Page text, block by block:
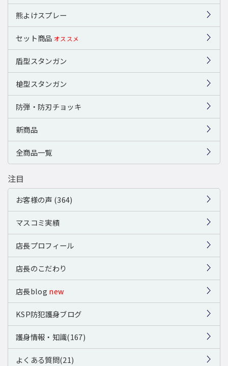
熊よけスプレー
セット商品 オススメ
盾型スタンガン
槍型スタンガン
防弾・防刃チョッキ
新商品
全商品一覧
注目
お客様の声 (364)
マスコミ実績
店長プロフィール
店長のこだわり
店長blog new
KSP防犯護身ブログ
護身情報・知識(167)
よくある質問(21)